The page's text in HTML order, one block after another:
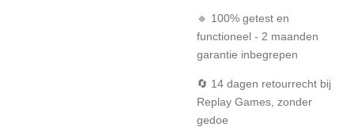
🔹 100% getest en
functioneel - 2 maanden
garantie inbegrepen
🔄 14 dagen retourrecht bij
Replay Games, zonder
gedoe